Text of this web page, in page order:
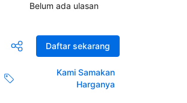
Belum ada ulasan
Daftar sekarang
Kami Samakan
Harganya